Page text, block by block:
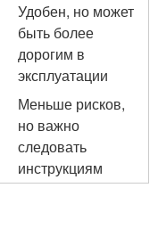
Удобен, но может
быть более
дорогим в
эксплуатации
Меньше рисков,
но важно
следовать
инструкциям